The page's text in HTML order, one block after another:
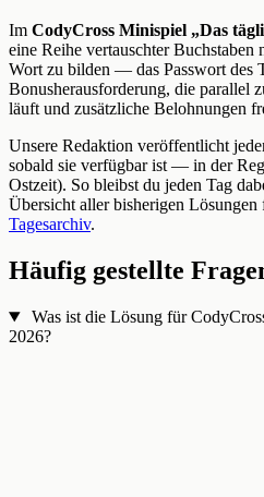
Im CodyCross Minispiel „Das
eine Reihe vertauschter Buchstaben
Wort zu bilden — das Passwort des
Bonusherausforderung, die parallel
läuft und zusätzliche Belohnungen
Unsere Redaktion veröffentlicht
sobald sie verfügbar ist — in der
Ostzeit). So bleibst du jeden Tag
Übersicht aller bisherigen Lösungen
Tagesarchiv.
Häufig gestellte
Was ist die Lösung für
2026?